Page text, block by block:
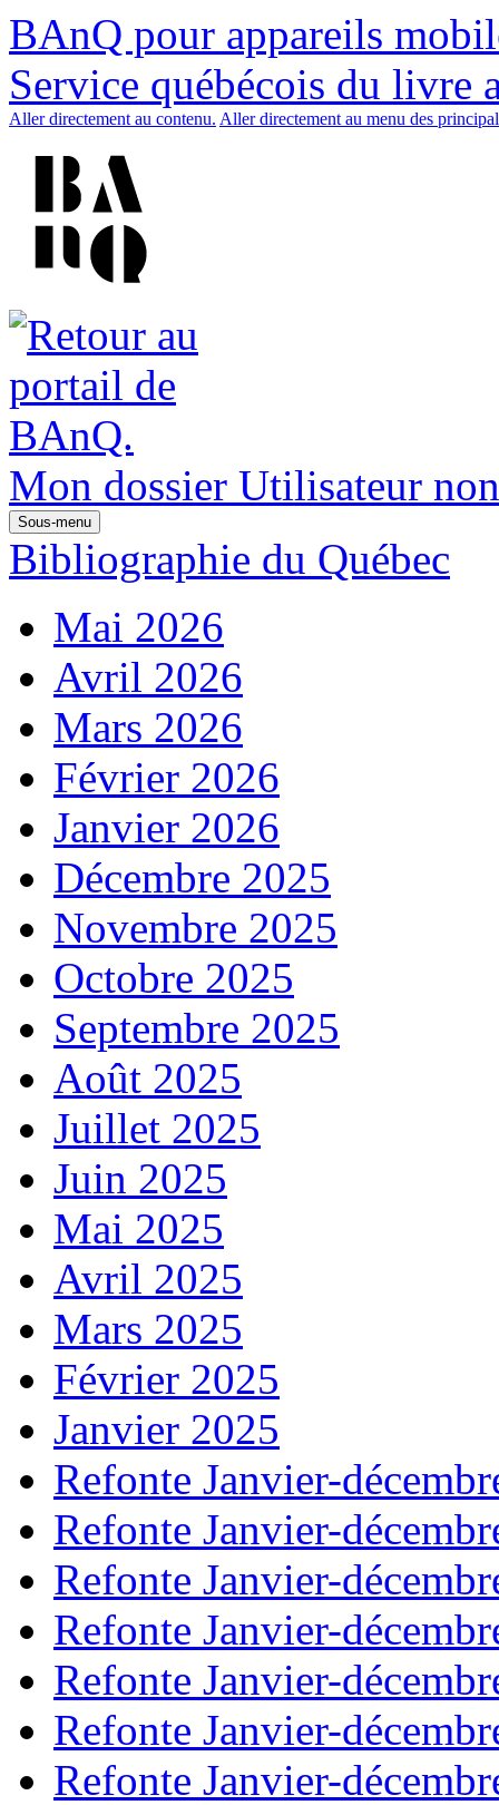
BAnQ pour appareils
Service québécois du livre
Aller directement au contenu. Aller directement au menu des
Mon dossier Utilisateur
Sous-menu
Bibliographie du Québec
Mai 2026
Avril 2026
Mars 2026
Février 2026
Janvier 2026
Décembre 2025
Novembre 2025
Octobre 2025
Septembre 2025
Août 2025
Juillet 2025
Juin 2025
Mai 2025
Avril 2025
Mars 2025
Février 2025
Janvier 2025
Refonte Janvier-
Refonte Janvier-
Refonte Janvier-
Refonte Janvier-
Refonte Janvier-
Refonte Janvier-
Refonte Janvier-